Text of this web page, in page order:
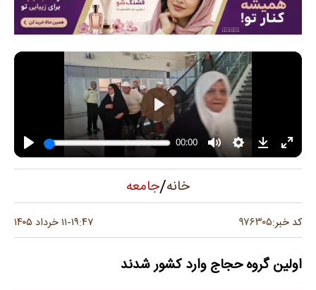
خانه/جامعه
کد خبر:۹۷۶۳۰۵ ۱۹:۴۷-۱۱ خرداد ۱۴۰۵
اولین گروه حجاج وارد کشور شدند